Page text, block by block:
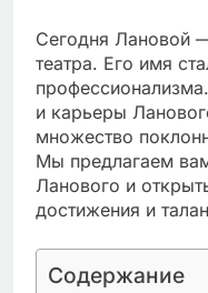
Сегодня Лановой
театра. Его имя
и карьеры
множество
Мы предлагаем
Ланового и
достижения и
Содержание